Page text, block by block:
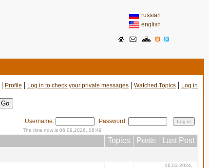
russian
english
| Profile | Log in to check your private messages | Watched Topics | Log in
Username: Password:
The time now is 06.08.2026, 08:49
Topics Posts Last Post
16.03.2024,